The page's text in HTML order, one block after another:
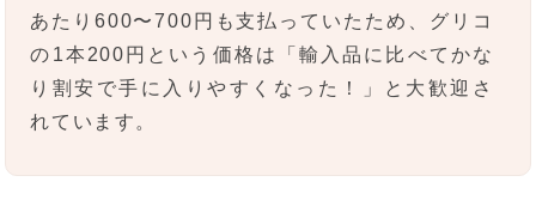
あたり600〜700円も支払っていたため、グリコ
の1本200円という価格は「輸入品に比べてかな
り割安で手に入りやすくなった！」と大歓迎さ
れています。